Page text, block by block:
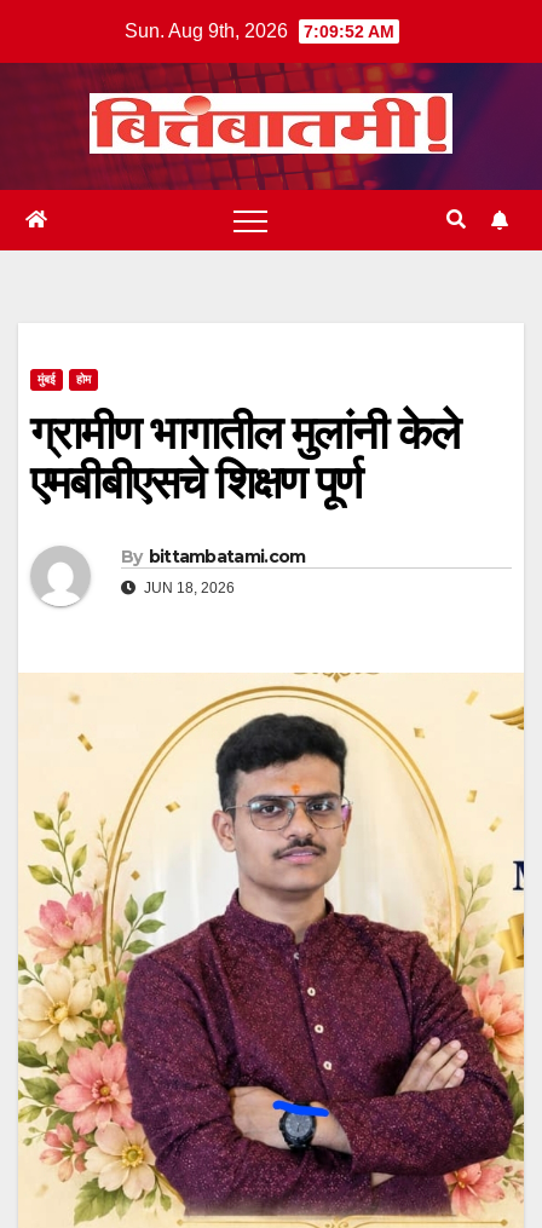
Sun. Aug 9th, 2026 7:09:53 AM
मुंबई होम
ग्रामीण भागातील मुलांनी केले
एमबीबीएसचे शिक्षण पूर्ण
By bittambatami.com
JUN 18, 2026